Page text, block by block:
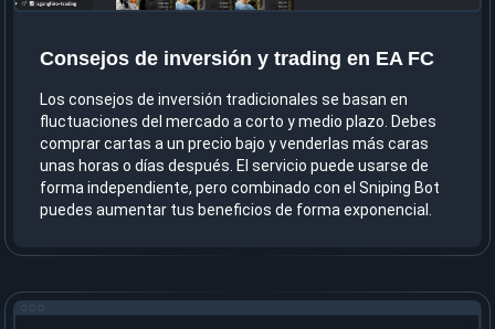
Consejos de inversión y trading en EA FC
Los consejos de inversión tradicionales se basan en
fluctuaciones del mercado a corto y medio plazo. Debes
comprar cartas a un precio bajo y venderlas más caras
unas horas o días después. El servicio puede usarse de
forma independiente, pero combinado con el Sniping Bot
puedes aumentar tus beneficios de forma exponencial.